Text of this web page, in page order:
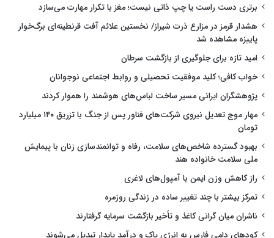
برتری دست راست یا چپ ذاتی نیست؛ مغز با تکرار مهارت می‌سازد
هشدار قرمز در مزارع ذرت شیراز/ نخستین علائم آفت قرنطینه‌ای برگ‌خوار
پاییزه مشاهده شد
امید تازه برای جلوگیری از بازگشت سرطان
خواب کافی؛ کلید موفقیت تحصیلی و روابط اجتماعی نوجوانان
پژوهشگران ایرانی مسیر ساخت لباس‌های هوشمند را هموار کردند
مهار موج تعدیل نیروی شرکت‌های فناور پس از جنگ با تزریق ۱۴۰ میلیارد
تومان
بهبود گسترده شاخص‌های سلامت، رفاه و توانمندسازی زنان با پیمایش
ملی سلامت خانواده هند
راز کاهش وزن ایمن با آمپول‌های لاغری
تمرکز بیشتر با چند تغییر ساده در زندگی روزمره
ناشران میان گرانی کاغذ و تأخیر بازگشت سرمایه گرفتارند
کودهای دامی فارس به انرژی پاک و درآمد پایدار تبدیل می‌شوند